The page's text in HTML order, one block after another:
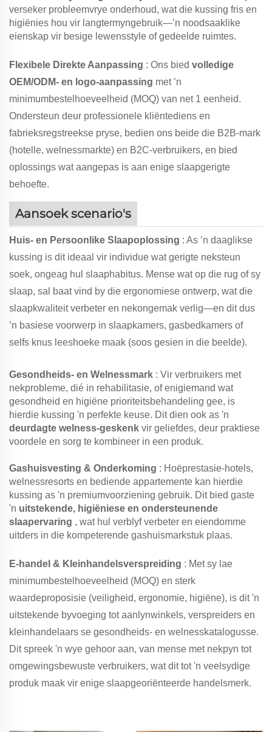
verseker probleemvrye onderhoud, wat die kussing fris en
higiënies hou vir langtermyngebruik—’n noodsaaklike
eienskap vir besige lewensstyle of gedeelde ruimtes.
Flexibele Direkte Aanpassing : Ons bied volledige
OEM/ODM- en logo-aanpassing met ’n
minimumbestelhoeveelheid (MOQ) van net 1 eenheid.
Ondersteun deur professionele kliëntediens en
fabrieksregstreekse pryse, bedien ons beide die B2B-mark
(hotelle, welnessmarkte) en B2C-verbruikers, en bied
oplossings wat aangepas is aan enige slaapgerigte
behoefte.
Aansoek scenario's
Huis- en Persoonlike Slaapoplossing : As ’n daaglikse
kussing is dit ideaal vir individue wat gerigte neksteun
soek, ongeag hul slaaphabitus. Mense wat op die rug of sy
slaap, sal baat vind by die ergonomiese ontwerp, wat die
slaapkwaliteit verbeter en nekongemak verlig—en dit dus
’n basiese voorwerp in slaapkamers, gasbedkamers of
selfs knus leeshoeke maak (soos gesien in die beelde).
Gesondheids- en Welnessmark : Vir verbruikers met
nekprobleme, dié in rehabilitasie, of enigiemand wat
gesondheid en higiëne prioriteitsbehandeling gee, is
hierdie kussing 'n perfekte keuse. Dit dien ook as 'n
deurdagte welness-geskenk vir geliefdes, deur praktiese
voordele en sorg te kombineer in een produk.
Gashuisvesting & Onderkoming : Hoëprestasie-hotels,
welnessresorts en bediende appartemente kan hierdie
kussing as 'n premiumvoorziening gebruik. Dit bied gaste
'n uitstekende, higiëniese en ondersteunende
slaapervaring , wat hul verblyf verbeter en eiendomme
uitders in die kompeterende gashuismarkstuk plaas.
E-handel & Kleinhandelsverspreiding : Met sy lae
minimumbestelhoeveelheid (MOQ) en sterk
waardeproposisie (veiligheid, ergonomie, higiëne), is dit 'n
uitstekende byvoeging tot aanlynwinkels, verspreiders en
kleinhandelaars se gesondheids- en welnesskatalogusse.
Dit spreek 'n wye gehoor aan, van mense met nekpyn tot
omgewingsbewuste verbruikers, wat dit tot 'n veelsydige
produk maak vir enige slaapgeoriënteerde handelsmerk.